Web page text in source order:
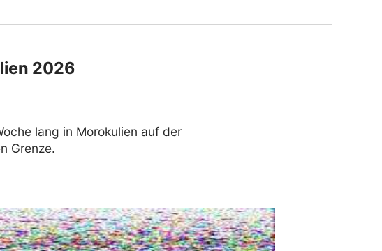
2026
lang in Morokulien auf der
Grenze.